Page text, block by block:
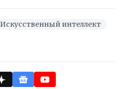
Искусственный интеллект